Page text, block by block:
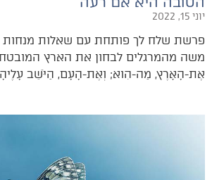
יוני 15, 2022
פרשת שלח לך פותחת עם שאלות מנחות
משה מהמרגלים לבחון את הארץ
אֶת-הָאָרֶץ, מַה-הִוא; וְאֶת-הָעָם, הַיֹּשֵׁב